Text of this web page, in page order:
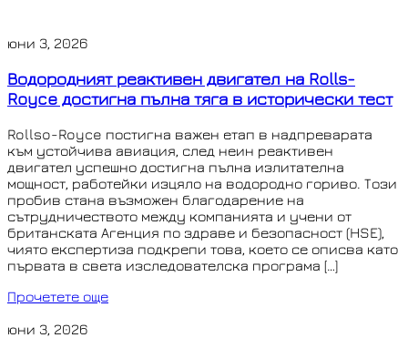
юни 3, 2026
Водородният реактивен двигател на Rolls-
Royce достигна пълна тяга в исторически тест
Rollso-Royce постигна важен етап в надпреварата
към устойчива авиация, след неин реактивен
двигател успешно достигна пълна излитателна
мощност, работейки изцяло на водородно гориво. Този
пробив стана възможен благодарение на
сътрудничеството между компанията и учени от
британската Агенция по здраве и безопасност (HSE),
чиято експертиза подкрепи това, което се описва като
първата в света изследователска програма […]
Прочетете още
юни 3, 2026